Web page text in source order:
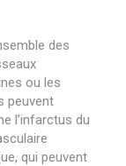
des
ou les
peuvent
l’infarctus du
qui peuvent